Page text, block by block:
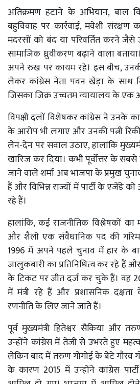
अतिक्रमण हटाने के अभियान, बाल
बहुविवाह पर कार्रवाई, मवेशी
मदरसों को बंद या परिवर्तित करने
सामाजिक ध्रुवीकरण बढ़ाने वाला
अपने रुख पर कायम रहे। इस बीच,
लेकर कांग्रेस नेता पवन खेड़ा के साथ
जिसका जिक्र उच्चतम न्यायालय के
विपक्षी दलों विशेषकर कांग्रेस ने उनके
के आरोप भी लगाए और उनकी पत्नी
लेन-देन पर सवाल उठाए, हालांकि
खारिज कर दिया। कभी पूर्वोत्तर के
जाने वाले शर्मा अब भाजपा के प्रमुख
हैं और विभिन्न राज्यों में पार्टी के एजेंडे
रहे हैं।
हालांकि, कई राजनीतिक विश्लेषकों
और शैली एक संवैधानिक पद की
1996 में अपने पहले चुनाव में हार के
जालुकबारी का प्रतिनिधित्व कर रहे हैं
के टिकट पर जीत दर्ज कर चुके हैं। वह
में मंत्री रहे हैं और प्रशासनिक
रणनीति के लिए जाने जाते हैं।
पूर्व मुख्यमंत्री हितेश्वर सैकिया और
उन्होंने कांग्रेस में तेजी से उभरते हुए
लेकिन बाद में तरुण गोगोई के बेटे गौरव
के कारण 2015 में उन्होंने कांग्रेस